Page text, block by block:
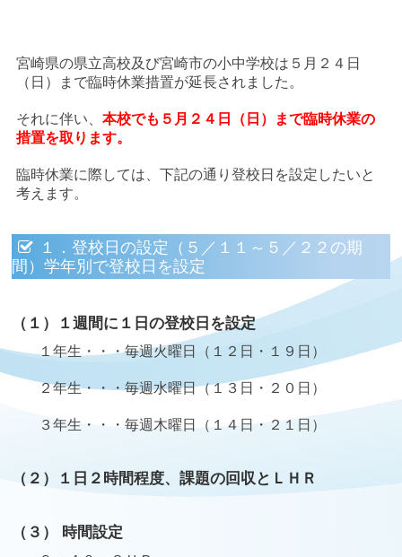
宮崎県の県立高校及び宮崎市の小中学校は５月２４日
（日）まで臨時休業措置が延長されました。
それに伴い、本校でも５月２４日（日）まで臨時休業の
措置を取ります。
臨時休業に際しては、下記の通り登校日を設定したいと
考えます。
１．登校日の設定（５／１１～５／２２の期
間）学年別で登校日を設定
（１）１週間に１日の登校日を設定
１年生・・・毎週火曜日（１２日・１９日）
２年生・・・毎週水曜日（１３日・２０日）
３年生・・・毎週木曜日（１４日・２１日）
（２）１日２時間程度、課題の回収とＬＨＲ
（３） 時間設定